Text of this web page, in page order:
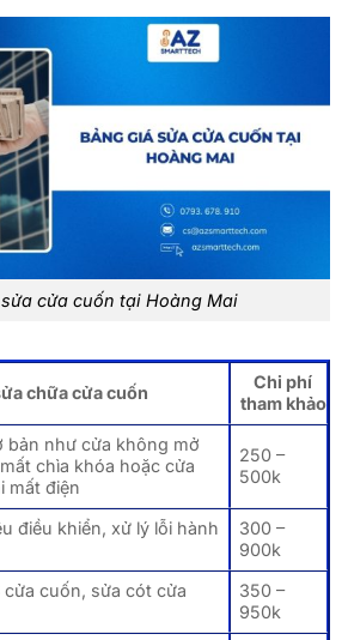
cửa cuốn tại Hoàng Mai
chữa cửa cuốn
Chi phí
tham khảo
bản như cửa không mở
chìa khóa hoặc cửa
mất điện
250 –
500k
điều khiển, xử lý lỗi hành
300 –
900k
cửa cuốn, sửa cót cửa
350 –
950k